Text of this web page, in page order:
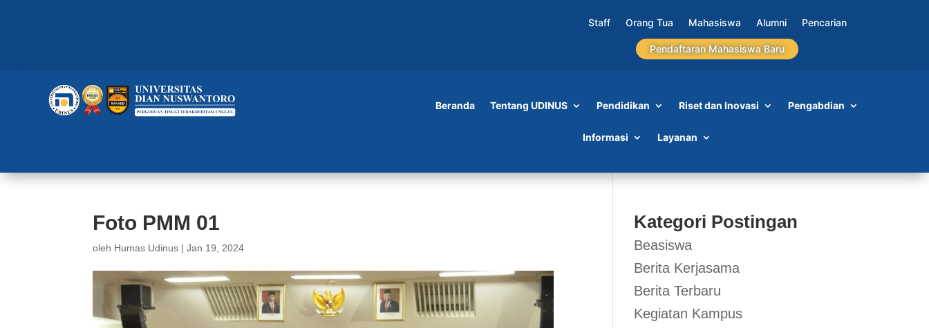
Staff Orang Tua Mahasiswa Alumni Pencarian
Pendaftaran Mahasiswa Baru
Beranda Tentang UDINUS Pendidikan Riset dan Inovasi Pengabdian
Informasi Layanan
Foto PMM 01
oleh Humas Udinus |Jan 19, 2024
Kategori Postingan
Beasiswa
Berita Kerjasama
Berita Terbaru
Kegiatan Kampus